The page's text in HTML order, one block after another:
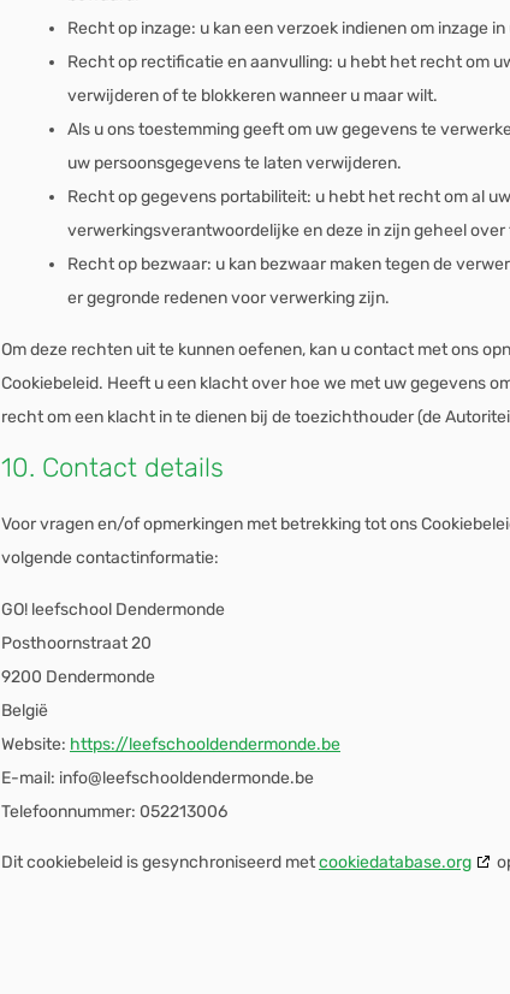
Recht op inzage: u kan een verzoek indienen om inzage
Recht op rectificatie en aanvulling: u hebt het recht om
verwijderen of te blokkeren wanneer u maar wilt.
Als u ons toestemming geeft om uw gegevens te
uw persoonsgegevens te laten verwijderen.
Recht op gegevens portabiliteit: u hebt het recht om al
verwerkingsverantwoordelijke en deze in zijn geheel
Recht op bezwaar: u kan bezwaar maken tegen de
er gegronde redenen voor verwerking zijn.
Om deze rechten uit te kunnen oefenen, kan u contact met ons
Cookiebeleid. Heeft u een klacht over hoe we met uw gegevens
recht om een klacht in te dienen bij de toezichthouder (de
10. Contact details
Voor vragen en/of opmerkingen met betrekking tot ons
volgende contactinformatie:
GO! leefschool Dendermonde
Posthoornstraat 20
9200 Dendermonde
België
Website: https://leefschooldendermonde.be
E-mail: info@leefschooldendermonde.be
Telefoonnummer: 052213006
Dit cookiebeleid is gesynchroniseerd metcookiedatabase.org